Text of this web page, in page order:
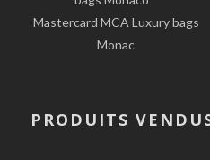
Mastercard MCA Luxury bags
Monac
PRODUITS